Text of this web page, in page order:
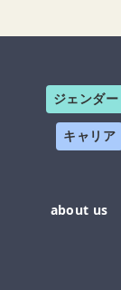
ジェンダー
キャリア
about us